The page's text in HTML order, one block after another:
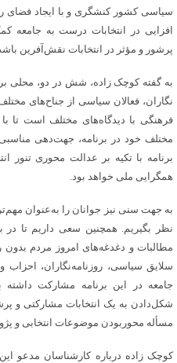
سیاسی کشور کنشگری و با ایجاد فضای
افزایی در انتخابات درست به جامعه
پرشور و مؤثر در انتخابات نقش‌آفرین
به گفته کوچک زاده، شش در دو، محلی
نگاران، فعالان سیاسی از جناح‌های
فرهنگی با دیدگاه‌های مختلف است تا
مختلف خود در برنامه، جهت‌دهی مناسبی
برنامه با تکیه بر عدالت محوری تنور
همگرایی ملی خواهد بود.
به جهت سنی نیز جوانان را به‌عنوان
نظر بگیریم. همچنین سعی داریم تا
مطالبات و دغدغه‌های امروز مردم بدون
سلایق سیاسی، روزنامه‌نگاران، احزاب
جامعه در این برنامه مشارکت داشته
شکل‌دادن به یک انتخابات مشارکتی و
مسأله محور‌بودن موضوعات انتخابی و
کوچک زاده درباره کارشناسان مدعو